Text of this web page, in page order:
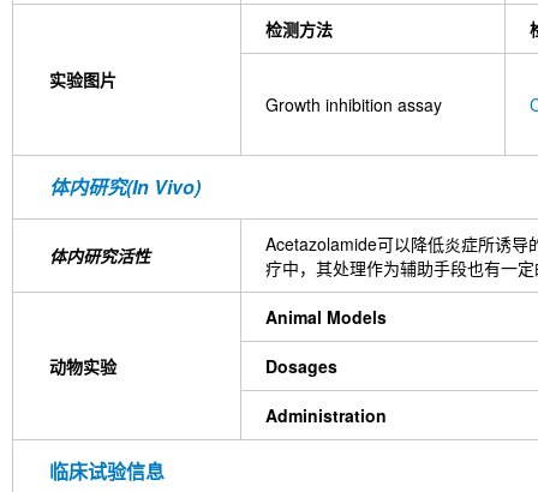
实验图片
检测方法
Growth inhibition assay
体内研究(In Vivo)
体内研究活性
Acetazolamide可以降低炎症所诱导
疗中，其处理作为辅助手段也有一
动物实验
Animal Models
Dosages
Administration
临床试验信息